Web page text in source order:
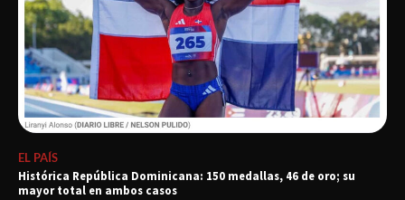
EL PAÍS
Histórica República Dominicana: 150 medallas, 46 de oro; su
mayor total en ambos casos